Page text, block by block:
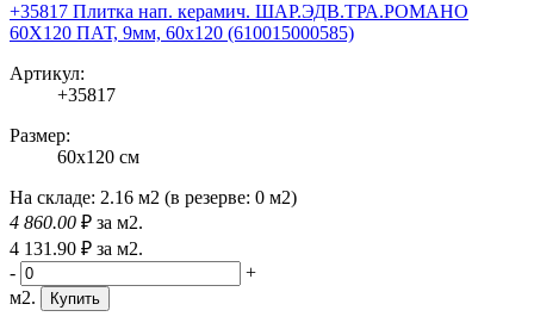
+35817 Плитка нап. керамич. ШАР.ЭДВ.ТРА.РОМАНО
60X120 ПАТ, 9мм, 60x120 (610015000585)
Артикул:
+35817
Размер:
60x120 см
На складе: 2.16 м2 (в резерве: 0 м2)
4 860.00 ₽ за м2.
4 131 .90 ₽ за м2.
-
+
м2.
Купить